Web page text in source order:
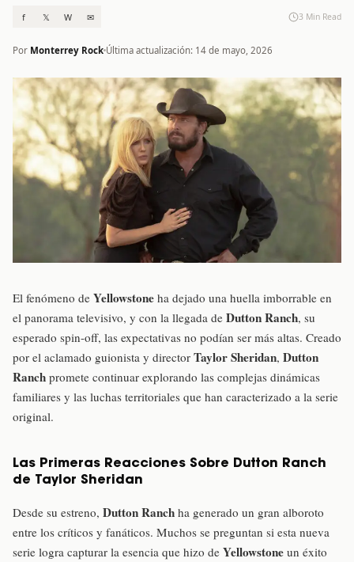
f 𝕏 W ✉ 3 Min Read
Por Monterrey Rock Última actualización: 14 de mayo, 2026
El fenómeno de Yellowstone ha dejado una huella imborrable en
el panorama televisivo, y con la llegada de Dutton Ranch, su
esperado spin-off, las expectativas no podían ser más altas. Creado
por el aclamado guionista y director Taylor Sheridan, Dutton
Ranch promete continuar explorando las complejas dinámicas
familiares y las luchas territoriales que han caracterizado a la serie
original.
Las Primeras Reacciones Sobre Dutton Ranch
de Taylor Sheridan
Desde su estreno, Dutton Ranch ha generado un gran alboroto
entre los críticos y fanáticos. Muchos se preguntan si esta nueva
serie logra capturar la esencia que hizo de Yellowstone un éxito